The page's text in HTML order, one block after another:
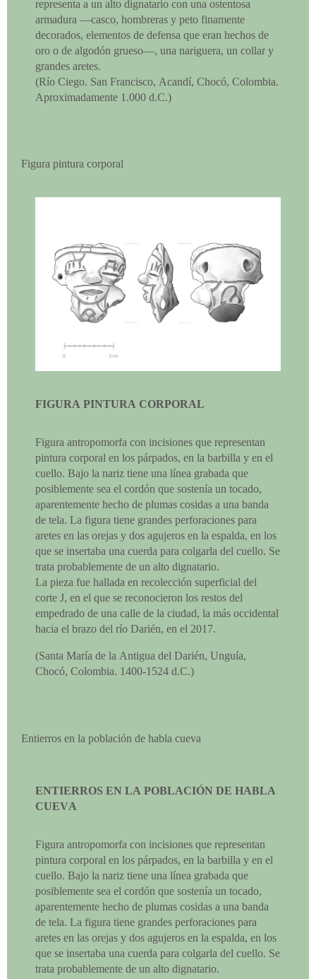
representa a un alto dignatario con una ostentosa
armadura —casco, hombreras y peto finamente
decorados, elementos de defensa que eran hechos de
oro o de algodón grueso—, una nariguera, un collar y
grandes aretes.
(Río Ciego. San Francisco, Acandí, Chocó, Colombia.
Aproximadamente 1.000 d.C.)
Figura pintura corporal
FIGURA PINTURA CORPORAL
Figura antropomorfa con incisiones que representan
pintura corporal en los párpados, en la barbilla y en el
cuello. Bajo la nariz tiene una línea grabada que
posiblemente sea el cordón que sostenía un tocado,
aparentemente hecho de plumas cosidas a una banda
de tela. La figura tiene grandes perforaciones para
aretes en las orejas y dos agujeros en la espalda, en los
que se insertaba una cuerda para colgarla del cuello. Se
trata probablemente de un alto dignatario.
La pieza fue hallada en recolección superficial del
corte J, en el que se reconocieron los restos del
empedrado de una calle de la ciudad, la más occidental
hacia el brazo del río Darién, en el 2017.
(Santa María de la Antigua del Darién, Unguía,
Chocó, Colombia. 1400-1524 d.C.)
Entierros en la población de habla cueva
ENTIERROS EN LA POBLACIÓN DE HABLA
CUEVA
Figura antropomorfa con incisiones que representan
pintura corporal en los párpados, en la barbilla y en el
cuello. Bajo la nariz tiene una línea grabada que
posiblemente sea el cordón que sostenía un tocado,
aparentemente hecho de plumas cosidas a una banda
de tela. La figura tiene grandes perforaciones para
aretes en las orejas y dos agujeros en la espalda, en los
que se insertaba una cuerda para colgarla del cuello. Se
trata probablemente de un alto dignatario.